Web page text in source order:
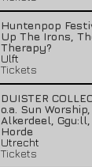
Huntenpop
Up The Irons,
Therapy?
Ulft
Tickets
DUISTER
o.a. Sun
Alkerdeel,
Horde
Utrecht
Tickets